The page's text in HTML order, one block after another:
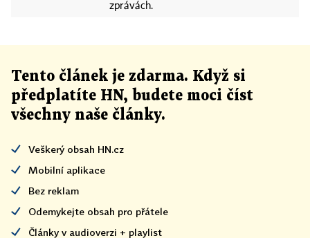
zprávách.
Tento článek je zdarma. Když si
předplatíte HN, budete moci číst
všechny naše články.
Veškerý obsah HN.cz
Mobilní aplikace
Bez reklam
Odemykejte obsah pro přátele
Články v audioverzi + playlist